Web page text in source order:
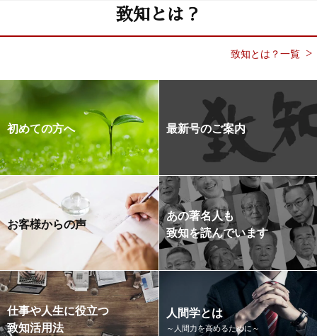
致知とは？
致知とは？一覧
初めての方へ 最新号のご案内
お客様からの声
あの著名人も
致知を読んでいます
仕事や人生に役立つ
致知活用法
人間学とは
～人間力を高めるために～